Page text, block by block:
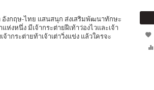
งกฤษ-ไทย แสนสนุก ส่งเสริมพัฒนาทักษะ
แห่งหนึ่ง มีเจ้ากระต่ายฝีเท้าว่องไวและเจ้า
ากระต่ายท้าเจ้าเต่าวิ่งแข่ง แล้วใครจะ